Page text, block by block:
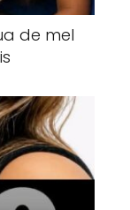
de mel